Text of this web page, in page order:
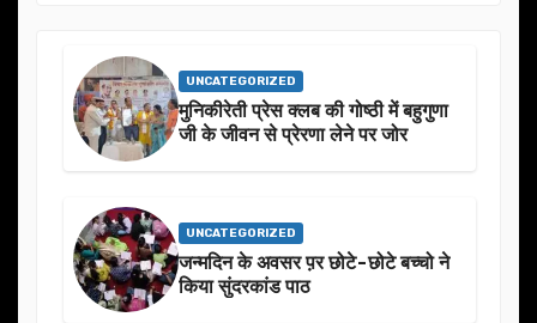
UNCATEGORIZED
मुनिकीरेती प्रेस क्लब की गोष्ठी में बहुगुणा
जी के जीवन से प्रेरणा लेने पर जोर
UNCATEGORIZED
जन्मदिन के अवसर प़र छोटे-छोटे बच्चो ने
किया सुंदरकांड पाठ